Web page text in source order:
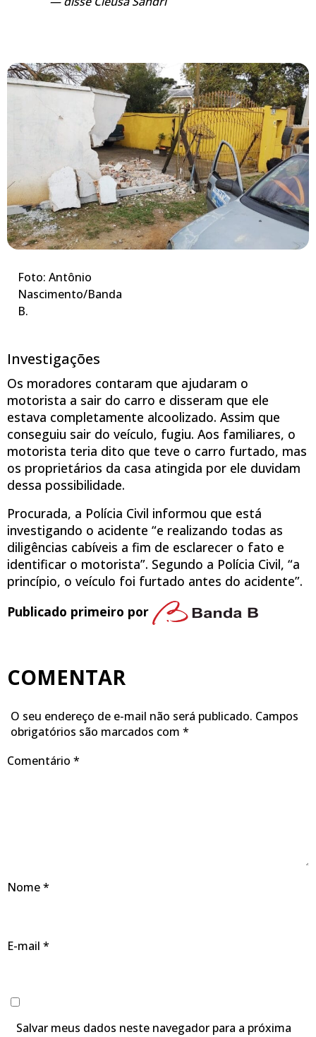
Foto: Antônio
Nascimento/Banda
B.
Investigações
Os moradores contaram que ajudaram o
motorista a sair do carro e disseram que ele
estava completamente alcoolizado. Assim que
conseguiu sair do veículo, fugiu. Aos familiares, o
motorista teria dito que teve o carro furtado, mas
os proprietários da casa atingida por ele duvidam
dessa possibilidade.
Procurada, a Polícia Civil informou que está
investigando o acidente “e realizando todas as
diligências cabíveis a fim de esclarecer o fato e
identificar o motorista”. Segundo a Polícia Civil, “a
princípio, o veículo foi furtado antes do acidente”.
Publicado primeiro por
COMENTAR
O seu endereço de e-mail não será publicado. Campos
obrigatórios são marcados com *
Comentário *
Nome*
E-mail *
Salvar meus dados neste navegador para a próxima